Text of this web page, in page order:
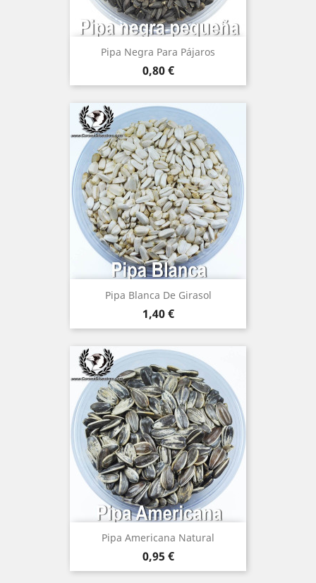
Pipa Negra Para Pájaros
Precio
0,80 €
Pipa Blanca De Girasol
Precio
1,40 €
Pipa Americana Natural
Precio
0,95 €